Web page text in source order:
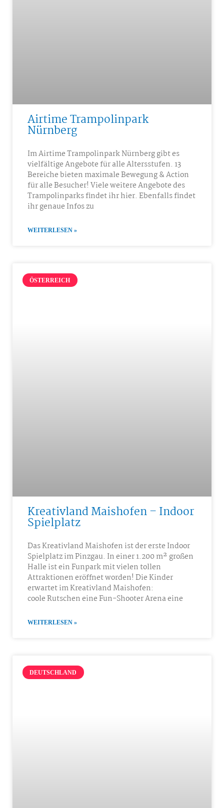
Airtime Trampolinpark
Nürnberg
Im Airtime Trampolinpark Nürnberg gibt es
vielfältige Angebote für alle Altersstufen. 13
Bereiche bieten maximale Bewegung & Action
für alle Besucher! Viele weitere Angebote des
Trampolinparks findet ihr hier. Ebenfalls findet
ihr genaue Infos zu
WEITERLESEN »
ÖSTERREICH
Kreativland Maishofen – Indoor
Spielplatz
Das Kreativland Maishofen ist der erste Indoor
Spielplatz im Pinzgau. In einer 1.200 m² großen
Halle ist ein Funpark mit vielen tollen
Attraktionen eröffnet worden! Die Kinder
erwartet im Kreativland Maishofen:
coole Rutschen eine Fun-Shooter Arena eine
WEITERLESEN »
DEUTSCHLAND